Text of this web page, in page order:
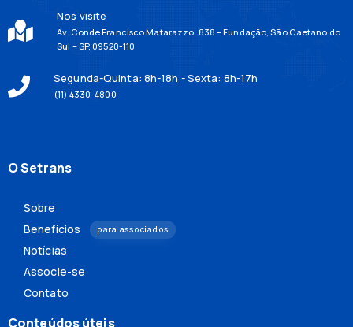
Nos visite
Av. Conde Francisco Matarazzo, 838 – Fundação, São Caetano do
Sul – SP, 09520-110
Segunda-Quinta: 8h-18h - Sexta: 8h-17h
(11) 4330-4800
O Setrans
Sobre
Benefícios
para associados
Notícias
Associe-se
Contato
Conteúdos úteis